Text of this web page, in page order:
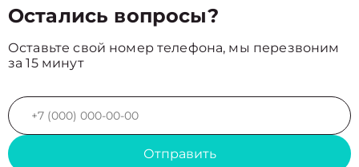
Остались вопросы?
Оставьте свой номер телефона, мы перезвоним
за 15 минут
Отправить